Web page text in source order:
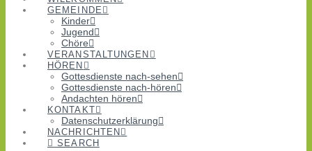
GEMEINDE
Kinder
Jugend
Chöre
VERANSTALTUNGEN
HÖREN
Gottesdienste nach-sehen
Gottesdienste nach-hören
Andachten hören
KONTAKT
Datenschutzerklärung
NACHRICHTEN
SEARCH